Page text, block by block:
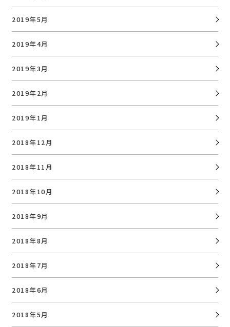
2019年5月
2019年4月
2019年3月
2019年2月
2019年1月
2018年12月
2018年11月
2018年10月
2018年9月
2018年8月
2018年7月
2018年6月
2018年5月